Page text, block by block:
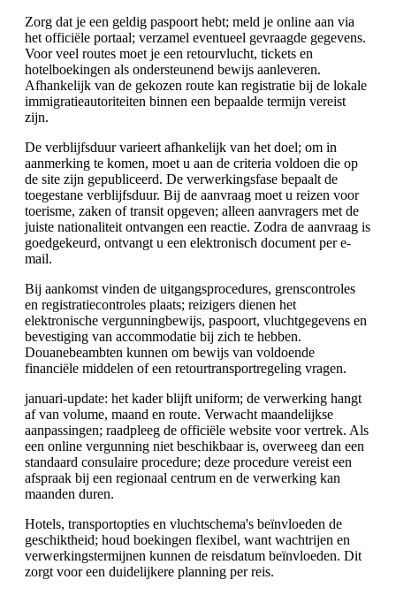
Zorg dat je een geldig paspoort hebt; meld je online aan via
het officiële portaal; verzamel eventueel gevraagde gegevens.
Voor veel routes moet je een retourvlucht, tickets en
hotelboekingen als ondersteunend bewijs aanleveren.
Afhankelijk van de gekozen route kan registratie bij de lokale
immigratieautoriteiten binnen een bepaalde termijn vereist
zijn.
De verblijfsduur varieert afhankelijk van het doel; om in
aanmerking te komen, moet u aan de criteria voldoen die op
de site zijn gepubliceerd. De verwerkingsfase bepaalt de
toegestane verblijfsduur. Bij de aanvraag moet u reizen voor
toerisme, zaken of transit opgeven; alleen aanvragers met de
juiste nationaliteit ontvangen een reactie. Zodra de aanvraag is
goedgekeurd, ontvangt u een elektronisch document per e-
mail.
Bij aankomst vinden de uitgangsprocedures, grenscontroles
en registratiecontroles plaats; reizigers dienen het
elektronische vergunningbewijs, paspoort, vluchtgegevens en
bevestiging van accommodatie bij zich te hebben.
Douanebeambten kunnen om bewijs van voldoende
financiële middelen of een retourtransportregeling vragen.
januari-update: het kader blijft uniform; de verwerking hangt
af van volume, maand en route. Verwacht maandelijkse
aanpassingen; raadpleeg de officiële website voor vertrek. Als
een online vergunning niet beschikbaar is, overweeg dan een
standaard consulaire procedure; deze procedure vereist een
afspraak bij een regionaal centrum en de verwerking kan
maanden duren.
Hotels, transportopties en vluchtschema's beïnvloeden de
geschiktheid; houd boekingen flexibel, want wachtrijen en
verwerkingstermijnen kunnen de reisdatum beïnvloeden. Dit
zorgt voor een duidelijkere planning per reis.